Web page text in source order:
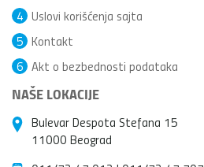
Uslovi korišćenja sajta
4
Kontakt
5
Akt o bezbednosti podataka
6
NAŠE LOKACIJE
Bulevar Despota Stefana 15
11000 Beograd